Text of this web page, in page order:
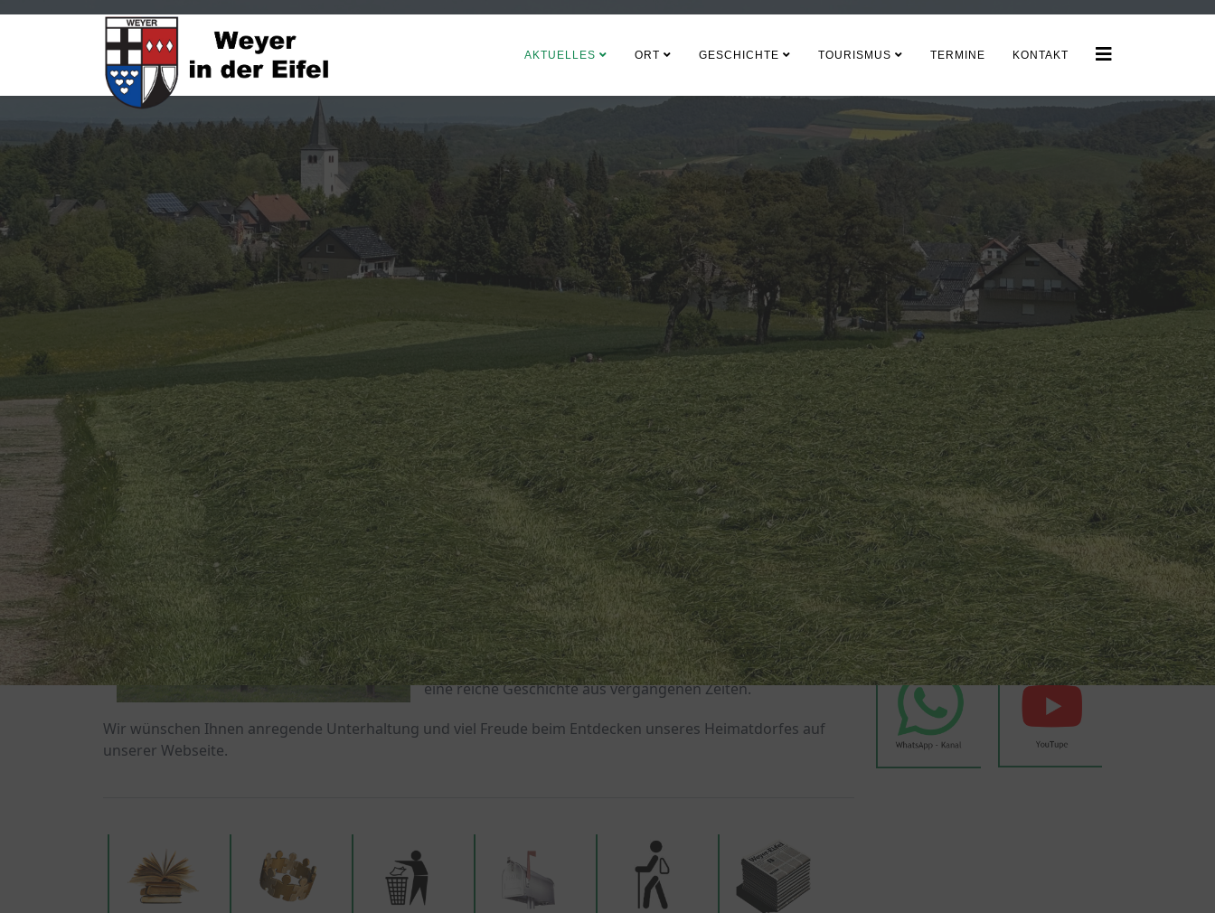
AKTUELLES ORT GESCHICHTE TOURISMUS TERMINE KONTAKT
Es ist uns eine Freude, dass Sie den Weg auf unsere Webseite
gefunden haben.
Weyer offenbart nicht nur den geografischen Mittelpunkt des
Kreises Euskirchen, sondern birgt eine lebendige Geschichte,
die von der Steinzeit bis zur Gegenwart reicht.
Hier möchten wir Sie umfassend über unseren zauberhaften
Ort in der Eifel informieren. Neben den malerischen Ansichten,
festlichen Momenten und Impressionen erzählt Weyer auch
eine reiche Geschichte aus vergangenen Zeiten.
Wir wünschen Ihnen anregende Unterhaltung und viel Freude beim Entdecken unseres Heimatdorfes auf
unserer Webseite.
Wetter Weyer
Weyer auf Social Media